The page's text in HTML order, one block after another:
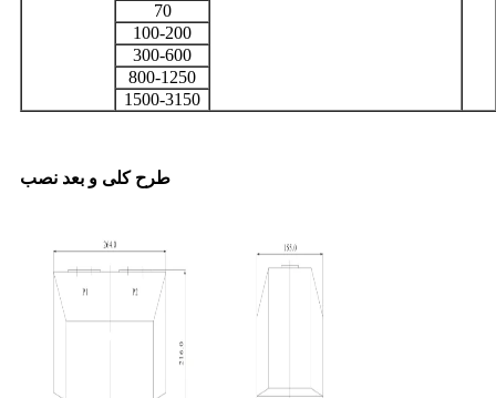
70
100-200
300-600
800-1250
1500-3150
طرح کلی و بعد نصب